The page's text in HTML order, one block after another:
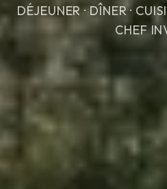
DÉJEUNER · DÎNER ·
CHEF